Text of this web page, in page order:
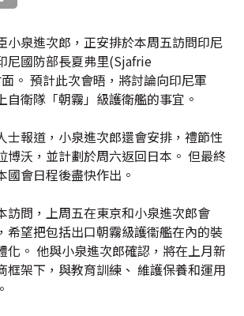
小泉進次郎，正安排於本周五訪問印尼
尼國防部長夏弗里(Sjafrie
。 預計此次會晤，將討論向印尼軍
自衛隊「朝霧」級護衛艦的事宜。
士報道，小泉進次郎還會安排，禮節性
博沃，並計劃於周六返回日本。 但最終
國會日程後盡快作出。
訪問，上周五在東京和小泉進次郎會
希望把包括出口朝霧級護衞艦在內的裝
化。 他與小泉進次郎確認，將在上月新
框架下，與教育訓練、 維護保養和運用